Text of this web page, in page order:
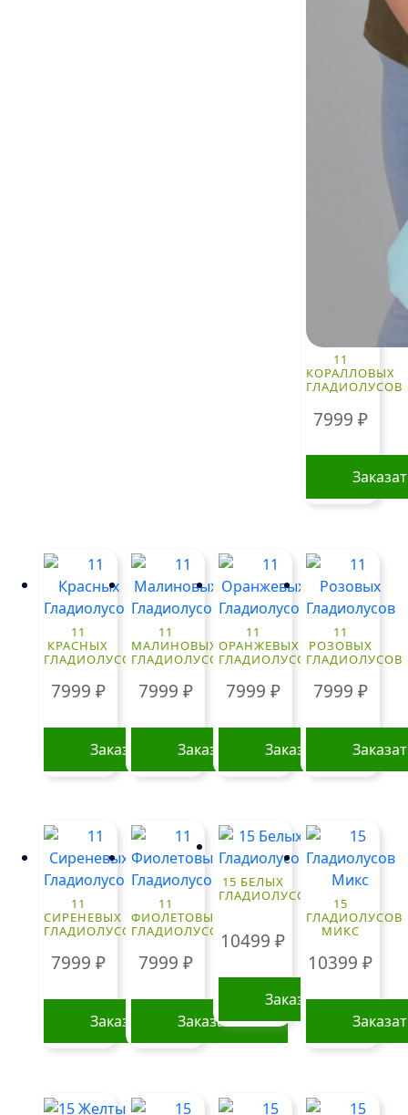
11
КОРАЛЛОВЫХ
ГЛАДИОЛУСОВ
7999 ₽
11
КРАСНЫХ
ГЛАДИОЛУСОВ
7999 ₽
Заказать
11
МАЛИНОВЫХ
ГЛАДИОЛУСОВ
7999 ₽
Заказать
11
ОРАНЖЕВЫХ
ГЛАДИОЛУСОВ
7999 ₽
Заказать
11
РОЗОВЫХ
ГЛАДИОЛУСОВ
7999 ₽
11
СИРЕНЕВЫХ
ГЛАДИОЛУСОВ
7999 ₽
Заказать
11
ФИОЛЕТОВЫХ
ГЛАДИОЛУСОВ
7999 ₽
Заказать
15 БЕЛЫХ
ГЛАДИОЛУСОВ
10499₽
Заказать
15
ГЛАДИОЛУСОВ
МИКС
10399₽